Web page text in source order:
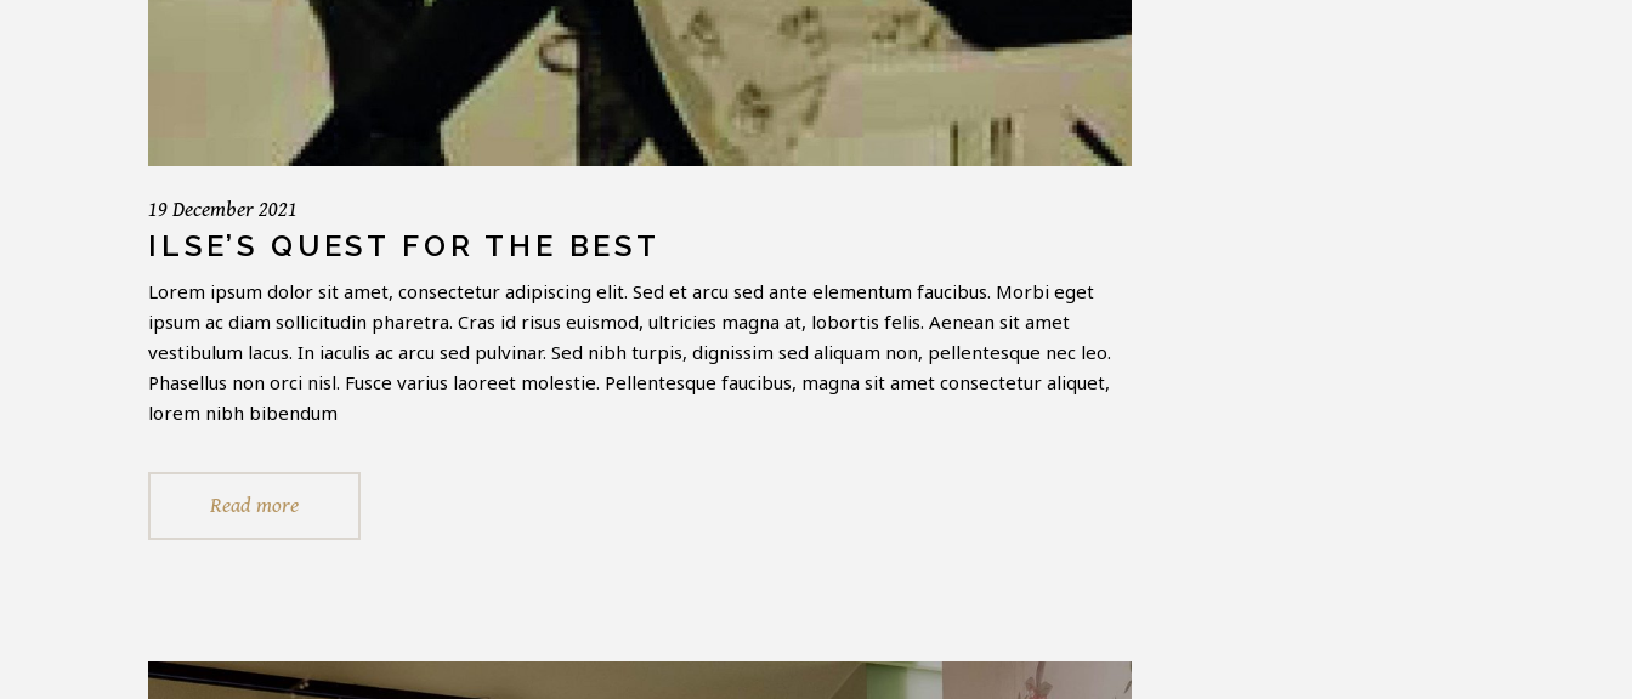
19 December 2021
ILSE’S QUEST FOR THE BEST
Lorem ipsum dolor sit amet, consectetur adipiscing elit. Sed et arcu sed ante elementum faucibus. Morbi eget
ipsum ac diam sollicitudin pharetra. Cras id risus euismod, ultricies magna at, lobortis felis. Aenean sit amet
vestibulum lacus. In iaculis ac arcu sed pulvinar. Sed nibh turpis, dignissim sed aliquam non, pellentesque nec leo.
Phasellus non orci nisl. Fusce varius laoreet molestie. Pellentesque faucibus, magna sit amet consectetur aliquet,
lorem nibh bibendum
Read more